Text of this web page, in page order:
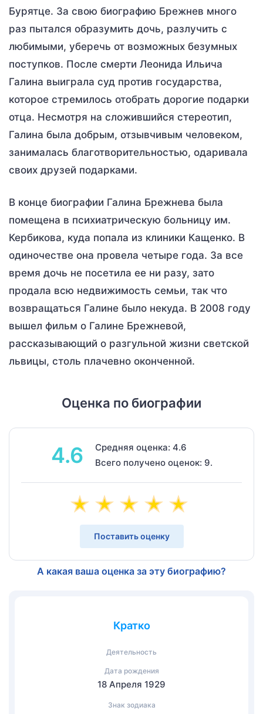
Бурятце. За свою биографию Брежнев много
раз пытался образумить дочь, разлучить с
любимыми, уберечь от возможных безумных
поступков. После смерти Леонида Ильича
Галина выиграла суд против государства,
которое стремилось отобрать дорогие подарки
отца. Несмотря на сложившийся стереотип,
Галина была добрым, отзывчивым человеком,
занималась благотворительностью, одаривала
своих друзей подарками.
В конце биографии Галина Брежнева была
помещена в психиатрическую больницу им.
Кербикова, куда попала из клиники Кащенко. В
одиночестве она провела четыре года. За все
время дочь не посетила ее ни разу, зато
продала всю недвижимость семьи, так что
возвращаться Галине было некуда. В 2008 году
вышел фильм о Галине Брежневой,
рассказывающий о разгульной жизни светской
львицы, столь плачевно оконченной.
Оценка по биографии
4.6
Средняя оценка: 4.6
Всего получено оценок: 9.
Поставить оценку
А какая ваша оценка за эту биографию?
Кратко
Деятельность
Дата рождения
18 Апреля 1929
Знак зодиака